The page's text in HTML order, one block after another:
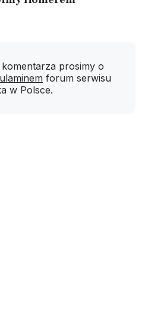
prosimy o
forum serwisu
w Polsce.